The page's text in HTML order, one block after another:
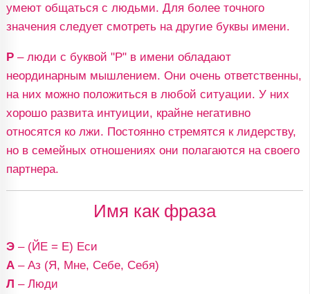
умеют общаться с людьми. Для более точного
значения следует смотреть на другие буквы имени.
Р– люди с буквой "Р" в имени обладают
неординарным мышлением. Они очень ответственны,
на них можно положиться в любой ситуации. У них
хорошо развита интуиции, крайне негативно
относятся ко лжи. Постоянно стремятся к лидерству,
но в семейных отношениях они полагаются на своего
партнера.
Имя как фраза
Э– (ЙЕ = Е) Еси
А– Аз (Я, Мне, Себе, Себя)
Л – Люди